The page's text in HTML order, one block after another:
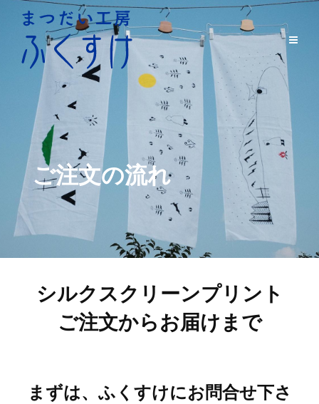
ご注文の流れ
シルクスクリーンプリント
ご注文からお届けまで
まずは、ふくすけにお問合せ下さ